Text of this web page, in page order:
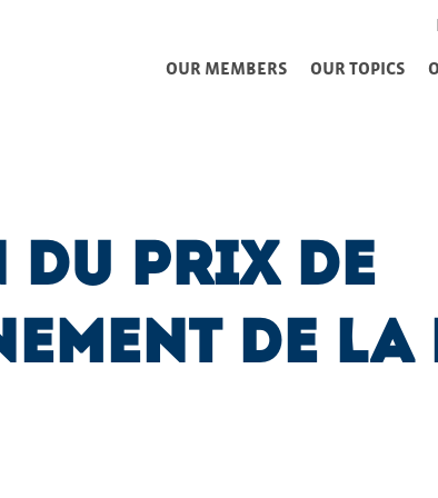
OUR MEMBERS OUR TOPICS
du Prix de
de la